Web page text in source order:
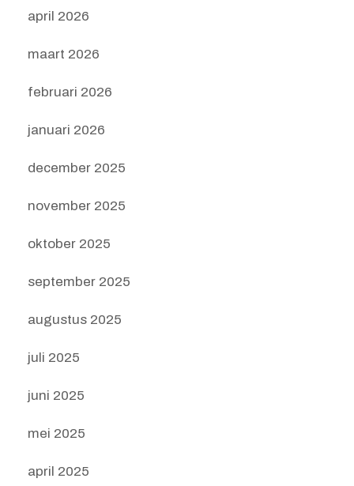
april 2026
maart 2026
februari 2026
januari 2026
december 2025
november 2025
oktober 2025
september 2025
augustus 2025
juli 2025
juni 2025
mei 2025
april 2025